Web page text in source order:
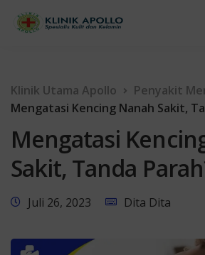
Klinik Utama Apollo
Penyakit
Mengatasi Kencing Nanah Sakit,
Mengatasi
Sakit, Tanda
Juli 26, 2023 Dita Dita